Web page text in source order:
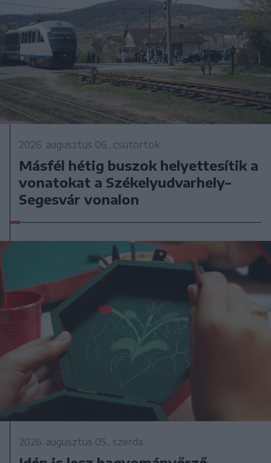
2026. augusztus 06., csütörtök
Másfél hétig buszok helyettesítik a
vonatokat a Székelyudvarhely–
Segesvár vonalon
2026. augusztus 05., szerda